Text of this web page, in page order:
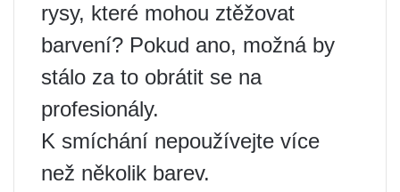
rysy, které mohou ztěžovat
barvení? Pokud ano, možná by
stálo za to obrátit se na
profesionály.
K smíchání nepoužívejte více
než několik barev.